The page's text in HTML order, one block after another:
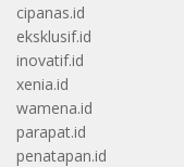
cipanas.id
eksklusif.id
inovatif.id
xenia.id
wamena.id
parapat.id
penatapan.id